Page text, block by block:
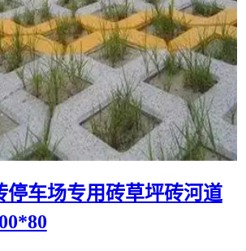
停车场专用砖草坪砖河道